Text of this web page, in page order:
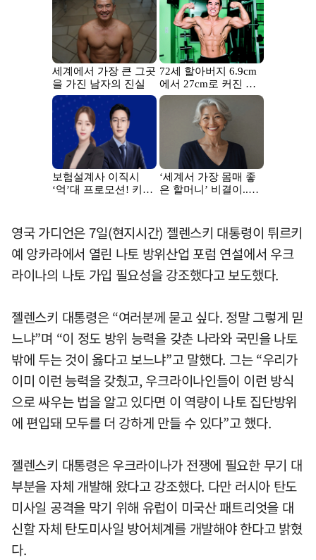
영국 가디언은 7일(현지시간) 젤렌스키 대통령이 튀르키
예 앙카라에서 열린 나토 방위산업 포럼 연설에서 우크
라이나의 나토 가입 필요성을 강조했다고 보도했다.
젤렌스키 대통령은 “여러분께 묻고 싶다. 정말 그렇게 믿
느냐”며 “이 정도 방위 능력을 갖춘 나라와 국민을 나토
밖에 두는 것이 옳다고 보느냐”고 말했다. 그는 “우리가
이미 이런 능력을 갖췄고, 우크라이나인들이 이런 방식
으로 싸우는 법을 알고 있다면 이 역량이 나토 집단방위
에 편입돼 모두를 더 강하게 만들 수 있다”고 했다.
젤렌스키 대통령은 우크라이나가 전쟁에 필요한 무기 대
부분을 자체 개발해 왔다고 강조했다. 다만 러시아 탄도
미사일 공격을 막기 위해 유럽이 미국산 패트리엇을 대
신할 자체 탄도미사일 방어체계를 개발해야 한다고 밝혔
다.